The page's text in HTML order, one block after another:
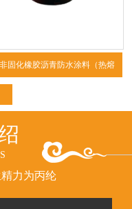
固化橡胶沥青防水涂料（热熔
力为丙纶